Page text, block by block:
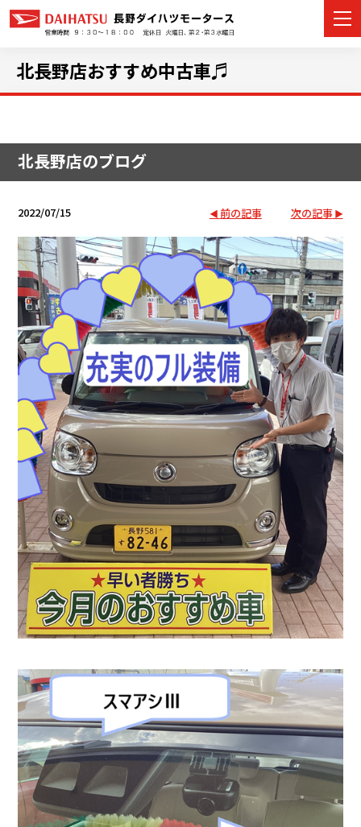
店舗情報
イベント・キャンペーン
ご購入者サポート
アフターサポート
会社情報
カタ
リコ
お問
北長野店おすすめ中古車♬
北長野店のブログ
2022/07/15 前の記事 次の記事